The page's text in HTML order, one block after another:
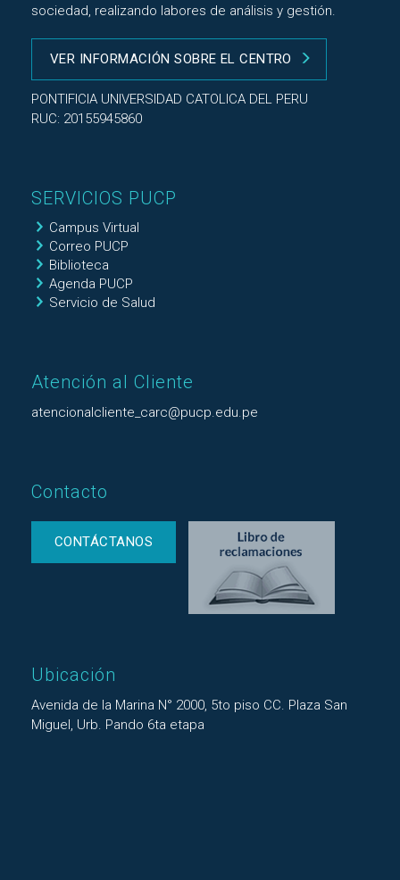
sociedad, realizando labores de análisis y gestión.
VER INFORMACIÓN SOBRE EL CENTRO
PONTIFICIA UNIVERSIDAD CATOLICA DEL PERU
RUC: 20155945860
SERVICIOS PUCP
Campus Virtual
Correo PUCP
Biblioteca
Agenda PUCP
Servicio de Salud
Atención al Cliente
atencionalcliente_carc@pucp.edu.pe
Contacto
CONTÁCTANOS
Ubicación
Avenida de la Marina N° 2000, 5to piso CC. Plaza San
Miguel, Urb. Pando 6ta etapa